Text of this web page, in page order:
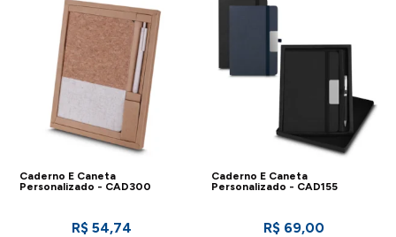
Caderno E Caneta
Personalizado - CAD300
R$ 54,74
Caderno E Caneta
Personalizado - CAD155
R$ 69,00